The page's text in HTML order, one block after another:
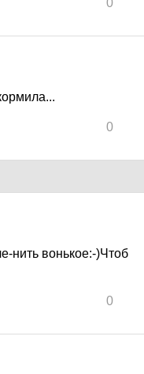
0
0
нить вонькое:-)Чтоб
0